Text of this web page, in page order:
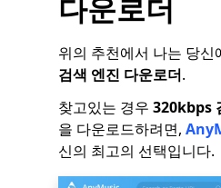
다운로더
위의 추천에서 나는 당신
검색 엔진 다운로더.
찾고있는 경우 320kbps
을 다운로드하려면,
신의 최고의 선택입니다.